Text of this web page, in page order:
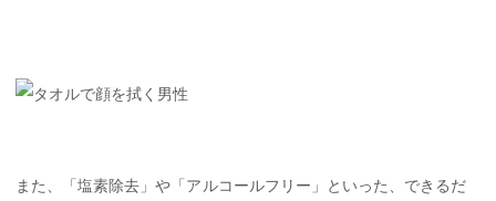
また、「塩素除去」や「アルコールフリー」といった、できるだ